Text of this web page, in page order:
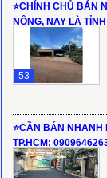
⭐️CHÍNH CHỦ BÁN
NÔNG, NAY LÀ
53
⭐️CẦN BÁN
TP.HCM;